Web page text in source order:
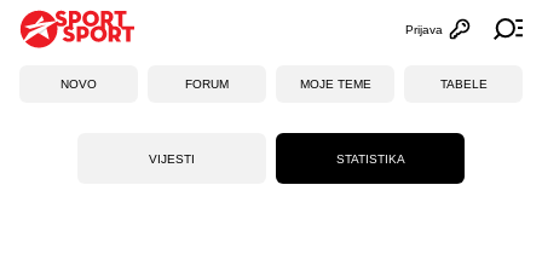
Otvori
Prijava
NOVO FORUM MOJE TEME TABELE
VIJESTI STATISTIKA